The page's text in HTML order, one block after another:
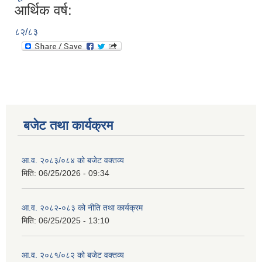
आर्थिक वर्ष:
८२/८३
बजेट तथा कार्यक्रम
आ.व. २०८३/०८४ को बजेट वक्तव्य
मिति: 06/25/2026 - 09:34
आ.व. २०८२-०८३ को नीति तथा कार्यक्रम
मिति: 06/25/2025 - 13:10
आ.व. २०८१/०८२ को बजेट वक्तव्य